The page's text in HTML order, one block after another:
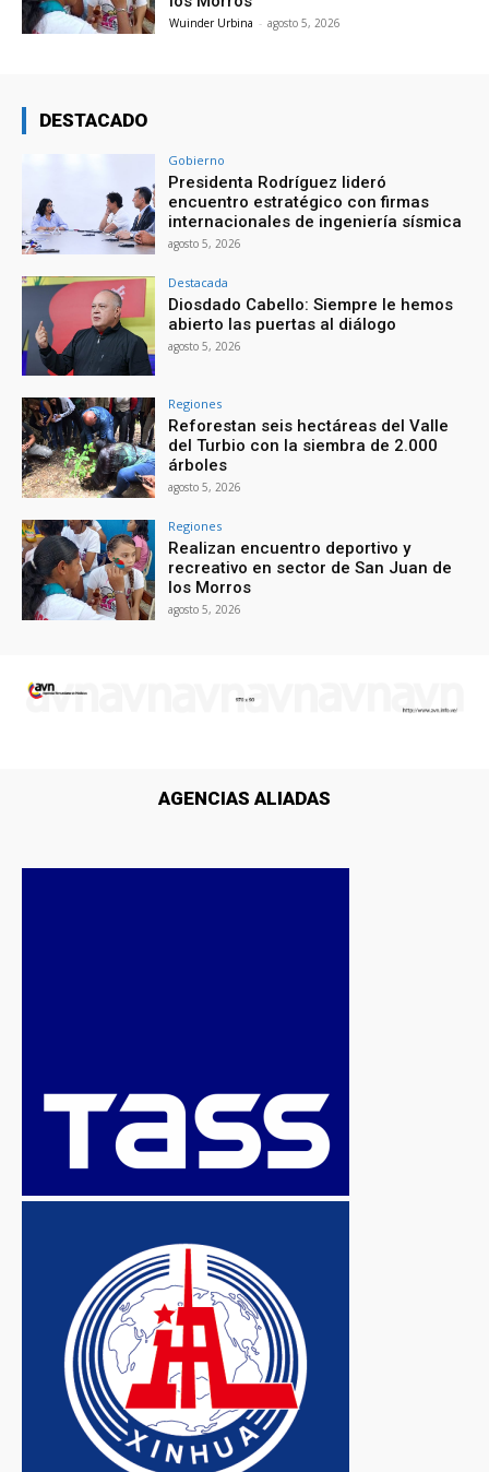
Wuinder Urbina - agosto 5, 2026
DESTACADO
Gobierno
Presidenta Rodríguez lideró
encuentro estratégico con firmas
internacionales de ingeniería sísmica
agosto 5, 2026
Destacada
Diosdado Cabello: Siempre le hemos
abierto las puertas al diálogo
agosto 5, 2026
Regiones
Reforestan seis hectáreas del Valle
del Turbio con la siembra de 2.000
árboles
agosto 5, 2026
Regiones
Realizan encuentro deportivo y
recreativo en sector de San Juan de
los Morros
agosto 5, 2026
AGENCIAS ALIADAS